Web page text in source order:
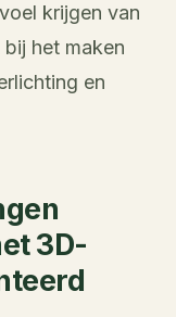
krijgen van
het maken
en
3D-